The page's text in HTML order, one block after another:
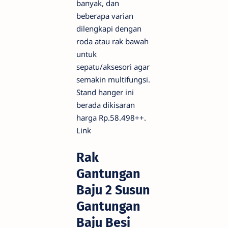
banyak, dan
beberapa varian
dilengkapi dengan
roda atau rak bawah
untuk
sepatu/aksesori agar
semakin multifungsi.
Stand hanger ini
berada dikisaran
harga Rp.58.498++.
Link
Rak
Gantungan
Baju 2 Susun
Gantungan
Baju Besi